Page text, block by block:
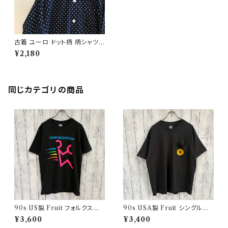
古着 ユーロ ドット柄 柄シャツ
パジャマシャツ ヨーロッパ古着
¥2,180
同じカテゴリの商品
90s US製 Fruit フォルクスワ
ーゲン シングルステッチTシャツ
ヴィンテージTシャツ アド 企業
¥3,600
90s USA製 Fruit シングルス
テッチTシャツ ポケットT scree
nstars ヴィンテージ
¥3,400